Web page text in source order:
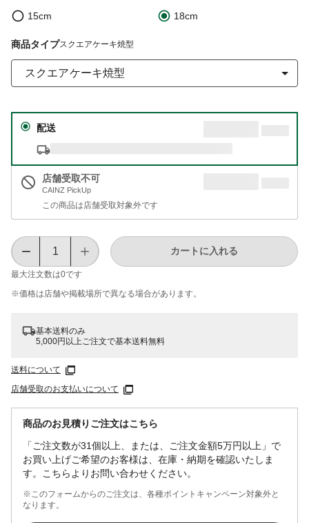
15cm 18cm
商品タイプスクエアケーキ焼型
スクエアケーキ焼型
配送
店舗受取不可
CAINZ PickUp
この商品は店舗受取対象外です
最大注文数は0です
カートに入れる
※価格は​店舗や​掲載場所で​異なる​場合が​あります。
基本送料のみ
5,000円以上ご注文で基本送料無料
送料について
店舗受取のお支払いについて
商品のお見積りご注文はこちら
「ご注文数が31個以上、または、ご注文金額5万円以上」で
お買い上げご希望のお客様は、在庫・納期を確認いたしま
す。こちらよりお問い合わせください。
※このフォームからのご注文は、各種ポイントキャンペーン対象外と
なります。